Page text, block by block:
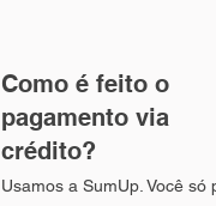
Como é feito o
pagamento via
crédito?
Usamos a SumUp. Você só